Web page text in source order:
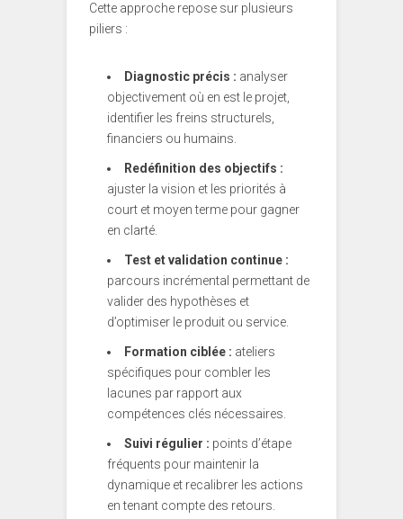
Cette approche repose sur plusieurs
piliers :
Diagnostic précis : analyser
objectivement où en est le projet,
identifier les freins structurels,
financiers ou humains.
Redéfinition des objectifs :
ajuster la vision et les priorités à
court et moyen terme pour gagner
en clarté.
Test et validation continue :
parcours incrémental permettant de
valider des hypothèses et
d’optimiser le produit ou service.
Formation ciblée : ateliers
spécifiques pour combler les
lacunes par rapport aux
compétences clés nécessaires.
Suivi régulier : points d’étape
fréquents pour maintenir la
dynamique et recalibrer les actions
en tenant compte des retours.